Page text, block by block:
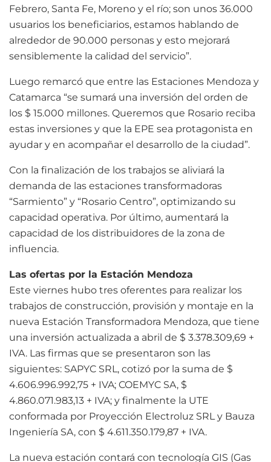
Febrero, Santa Fe, Moreno y el río; son unos 36.000
usuarios los beneficiarios, estamos hablando de
alrededor de 90.000 personas y esto mejorará
sensiblemente la calidad del servicio”.
Luego remarcó que entre las Estaciones Mendoza y
Catamarca “se sumará una inversión del orden de
los $ 15.000 millones. Queremos que Rosario reciba
estas inversiones y que la EPE sea protagonista en
ayudar y en acompañar el desarrollo de la ciudad”.
Con la finalización de los trabajos se aliviará la
demanda de las estaciones transformadoras
“Sarmiento” y “Rosario Centro”, optimizando su
capacidad operativa. Por último, aumentará la
capacidad de los distribuidores de la zona de
influencia.
Las ofertas por la Estación Mendoza
Este viernes hubo tres oferentes para realizar los
trabajos de construcción, provisión y montaje en la
nueva Estación Transformadora Mendoza, que tiene
una inversión actualizada a abril de $ 3.378.309,69 +
IVA. Las firmas que se presentaron son las
siguientes: SAPYC SRL, cotizó por la suma de $
4.606.996.992,75 + IVA; COEMYC SA, $
4.860.071.983,13 + IVA; y finalmente la UTE
conformada por Proyección Electroluz SRL y Bauza
Ingeniería SA, con $ 4.611.350.179,87 + IVA.
La nueva estación contará con tecnología GIS (Gas